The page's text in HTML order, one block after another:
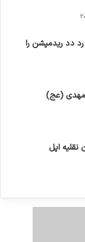
رد دد ریدمپشن را
مهدی (عج)
اپل